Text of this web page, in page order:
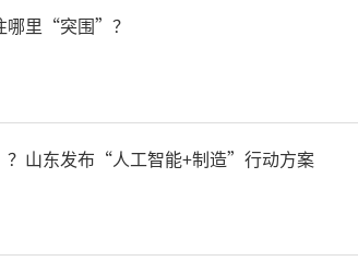
自治区河池市第三
。
些含有XBB变异
要接种的话尽快，
哪里“突围”？
山东发布“人工智能+制造”行动方案